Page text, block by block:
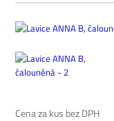
Cena za kus bez DPH